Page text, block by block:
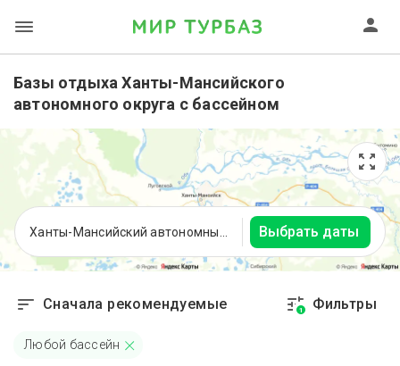
Базы отдыха Ханты-Мансийского
автономного округа с бассейном
Выбрать даты
Сначала рекомендуемые 1 Фильтры
Любой бассейн